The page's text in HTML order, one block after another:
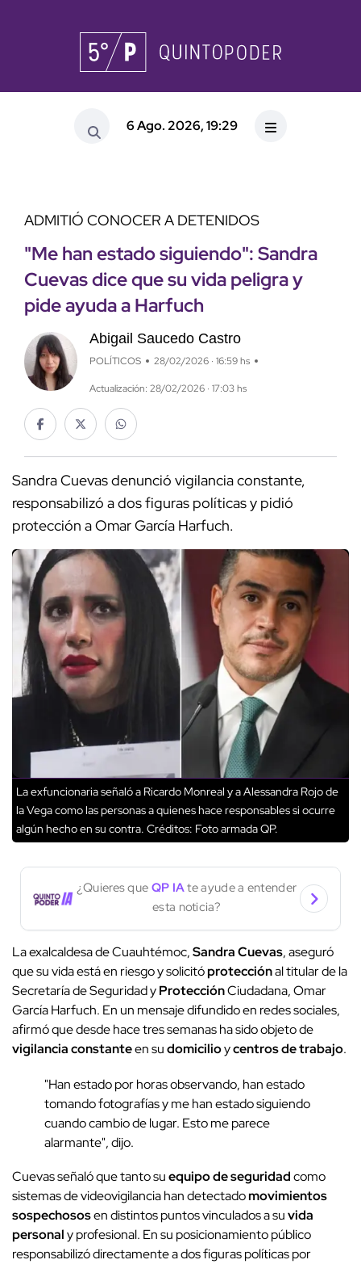
6 Ago. 2026, 19:29
ADMITIÓ CONOCER A DETENIDOS
"Me han estado siguiendo": Sandra
Cuevas dice que su vida peligra y
pide ayuda a Harfuch
Abigail Saucedo Castro
POLÍTICOS 28/02/2026 · 16:59 hs
Actualización: 28/02/2026 · 17:03 hs
Sandra Cuevas denunció vigilancia constante,
responsabilizó a dos figuras políticas y pidió
protección a Omar García Harfuch.
La exfuncionaria señaló a Ricardo Monreal y a Alessandra Rojo de
la Vega como las personas a quienes hace responsables si ocurre
algún hecho en su contra. Créditos: Foto armada QP.
¿Quieres que QP IAte ayude a entender
esta noticia?
La exalcaldesa de Cuauhtémoc,Sandra Cuevas, aseguró
que su vida está en riesgo y solicitóprotecciónal titular de la
Secretaría de Seguridad yProtecciónCiudadana, Omar
García Harfuch. En un mensaje difundido en redes sociales,
afirmó que desde hace tres semanas ha sido objeto de
vigilancia constanteen sudomicilioycentros de trabajo.
"Han estado por horas observando, han estado
tomando fotografías y me han estado siguiendo
cuando cambio de lugar. Esto me parece
alarmante", dijo.
Cuevas señaló que tanto suequipo de seguridadcomo
sistemas de videovigilancia han detectadomovimientos
sospechososen distintos puntos vinculados a suvida
personaly profesional. En su posicionamiento público
responsabilizó directamente a dos figuras políticas por